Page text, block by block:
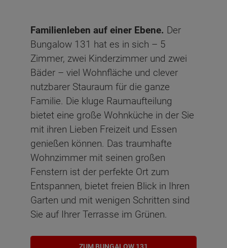
Familienleben auf einer Ebene. Der
Bungalow 131 hat es in sich – 5
Zimmer, zwei Kinderzimmer und zwei
Bäder – viel Wohnfläche und clever
nutzbarer Stauraum für die ganze
Familie. Die kluge Raumaufteilung
bietet eine große Wohnküche in der Sie
mit ihren Lieben Freizeit und Essen
genießen können. Das traumhafte
Wohnzimmer mit seinen großen
Fenstern ist der perfekte Ort zum
Entspannen, bietet freien Blick in Ihren
Garten und mit wenigen Schritten sind
Sie auf Ihrer Terrasse im Grünen.
ZUM BUNGALOW 131